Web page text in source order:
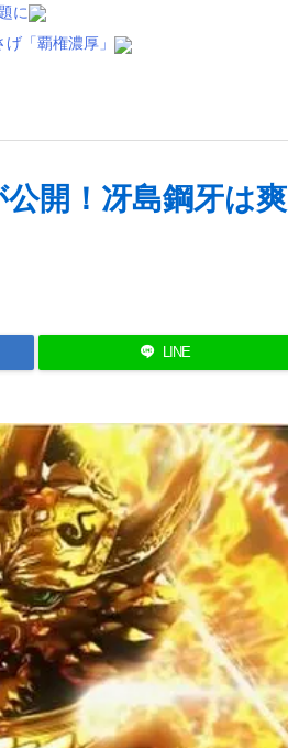
に
「覇権濃厚」
開！冴島鋼牙は爽
LINE